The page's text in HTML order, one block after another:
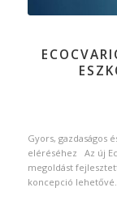
Gyors, gazdaságos
eléréséhez Az új
megoldást
koncepció lehetővé…